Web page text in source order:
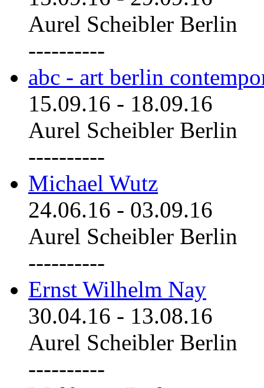
Aurel Scheibler Berlin
----------
abc - art berlin
15.09.16 - 18.09.16
Aurel Scheibler Berlin
----------
Michael Wutz
24.06.16 - 03.09.16
Aurel Scheibler Berlin
----------
Ernst Wilhelm Nay
30.04.16 - 13.08.16
Aurel Scheibler Berlin
----------